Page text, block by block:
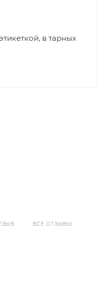
в тарных
ВСЕ ОТЗЫВЫ